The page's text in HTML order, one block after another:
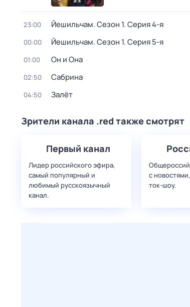
23:00 Йешильчам. Сезон 1. Серия 4-я
00:00 Йешильчам. Сезон 1. Серия 5-я
01:00 Он и Она
02:50 Сабрина
04:50 Залёт
Зрители канала .red также смотрят
Первый канал
Лидер российского эфира,
самый популярный и
любимый русскоязычный
канал.
с
ток-шоу.